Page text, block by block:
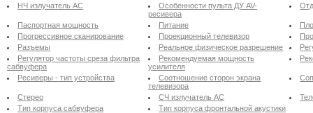
НЧ излучатель АС
Особенности пульта ДУ AV-
ресивера
Паспортная мощность Питание
Прогрессивное сканирование
Проекционный телевизор
Разъемы
Реальное физическое разрешение
Регулятор частоты среза фильтра
сабвуфера
Рекомендуемая мощность
усилителя
Ресиверы - тип устройства
Соотношение сторон экрана
телевизора
Стерео СЧ излучатель АС
Тип корпуса сабвуфера
Тип корпуса фронтальной акустики